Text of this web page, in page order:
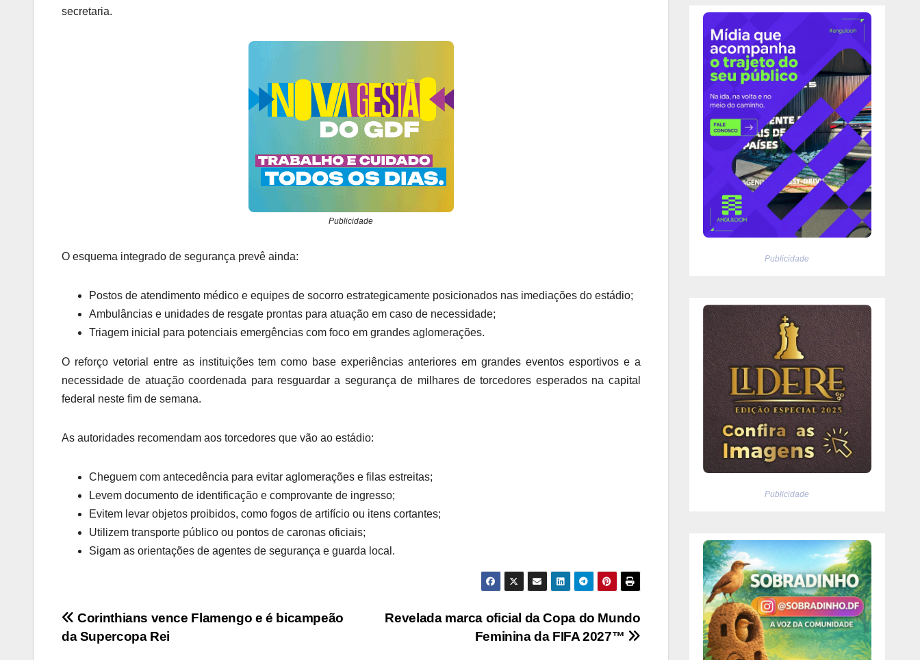
secretaria.
Publicidade
O esquema integrado de segurança prevê ainda:
Postos de atendimento médico e equipes de socorro estrategicamente posicionados nas imediações do estádio;
Ambulâncias e unidades de resgate prontas para atuação em caso de necessidade;
Triagem inicial para potenciais emergências com foco em grandes aglomerações.
O reforço vetorial entre as instituições tem como base experiências anteriores em grandes eventos esportivos e a
necessidade de atuação coordenada para resguardar a segurança de milhares de torcedores esperados na capital
federal neste fim de semana.
As autoridades recomendam aos torcedores que vão ao estádio:
Cheguem com antecedência para evitar aglomerações e filas estreitas;
Levem documento de identificação e comprovante de ingresso;
Evitem levar objetos proibidos, como fogos de artifício ou itens cortantes;
Utilizem transporte público ou pontos de caronas oficiais;
Sigam as orientações de agentes de segurança e guarda local.
Navegação
Revelada marca oficial da Copa do Mundo
Feminina da FIFA 2027™
Corinthians vence Flamengo e é bicampeão
da Supercopa Rei
Publicidade
Publicidade